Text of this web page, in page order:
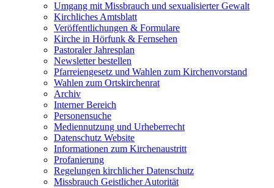
Umgang mit Missbrauch und sexualisierter Gewalt
Kirchliches Amtsblatt
Veröffentlichungen & Formulare
Kirche in Hörfunk & Fernsehen
Pastoraler Jahresplan
Newsletter bestellen
Pfarreiengesetz und Wahlen zum Kirchenvorstand
Wahlen zum Ortskirchenrat
Archiv
Interner Bereich
Personensuche
Mediennutzung und Urheberrecht
Datenschutz Website
Informationen zum Kirchenaustritt
Profanierung
Regelungen kirchlicher Datenschutz
Missbrauch Geistlicher Autorität